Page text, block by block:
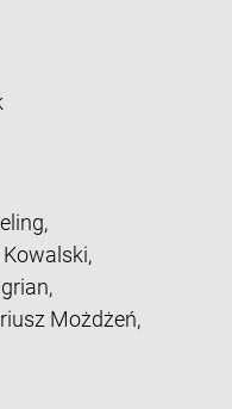
Możdżeń,